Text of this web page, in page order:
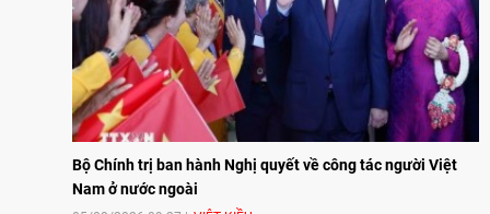
Bộ Chính trị ban hành Nghị quyết về công tác người Việt
Nam ở nước ngoài